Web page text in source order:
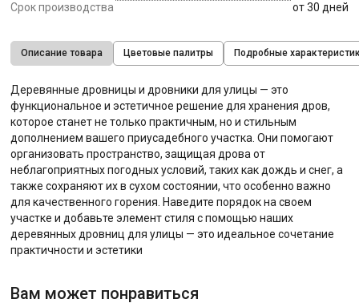
Срок производства
от 30 дней
Описание товара Цветовые палитры Подробные
Деревянные дровницы и дровники для улицы — это
функциональное и эстетичное решение для хранения дров,
которое станет не только практичным, но и стильным
дополнением вашего приусадебного участка. Они помогают
организовать пространство, защищая дрова от
неблагоприятных погодных условий, таких как дождь и снег, а
также сохраняют их в сухом состоянии, что особенно важно
для качественного горения. Наведите порядок на своем
участке и добавьте элемент стиля с помощью наших
деревянных дровниц для улицы — это идеальное сочетание
практичности и эстетики
Вам может понравиться